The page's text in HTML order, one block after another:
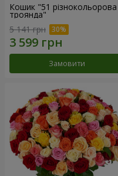
Кошик "51 різнокольорова
троянда"
5 141 грн
Замовити